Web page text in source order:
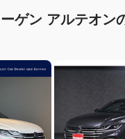
ゲン アルテオン